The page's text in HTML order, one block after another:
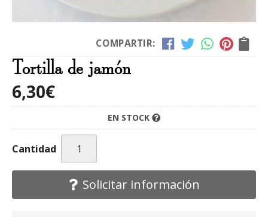
COMPARTIR:
Tortilla de jamón
6,30€
EN STOCK
Cantidad
Solicitar información